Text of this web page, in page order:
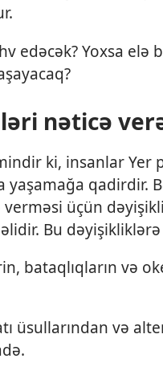
edəcək? Yoxsa elə
nəticə
ki, insanlar Yer
qadirdir.
üçün
Bu
bataqlıqların və
üsullarından və